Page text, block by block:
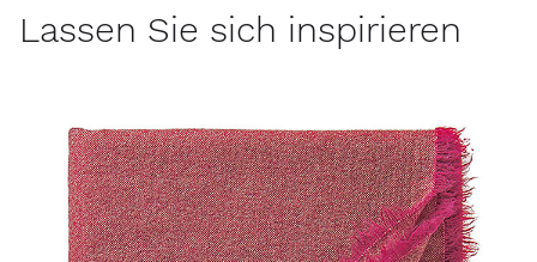
Lassen Sie sich inspirieren